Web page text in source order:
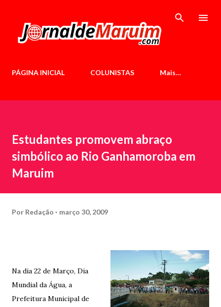
PÁGINA INICIAL COLUNISTAS Mais…
Estudantes promovem abraço
simbólico ao Rio Ganhamoroba em
Maruim
Por Redação março 30, 2009
Na dia 22 de Março, Dia
Mundial da Água, a
Prefeitura Municipal de